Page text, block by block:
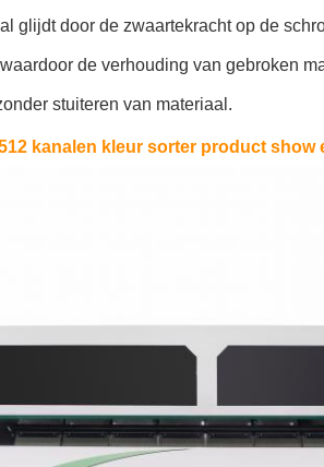
glijdt door de zwaartekracht op de
de verhouding van gebroken
stuiteren van materiaal.
kanalen kleur sorter product show